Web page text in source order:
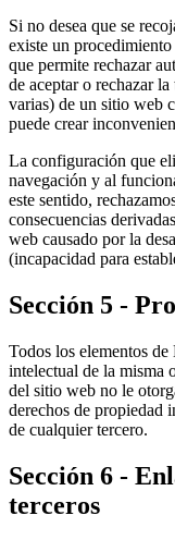
Si no desea que se
existe un
que permite rechazar
de aceptar o rechazar
varias) de un sitio web
puede crear
La configuración que
navegación y al
este sentido,
consecuencias
web causado por la
(incapacidad para
Sección 5 -
Todos los elementos
intelectual de la misma
del sitio web no le
derechos de propiedad
de cualquier tercero.
Sección 6 -
terceros